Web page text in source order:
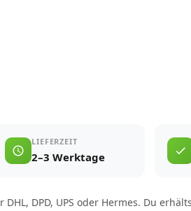
LIEFERZEIT
2–3 Werktage
DPD, UPS oder Hermes. Du